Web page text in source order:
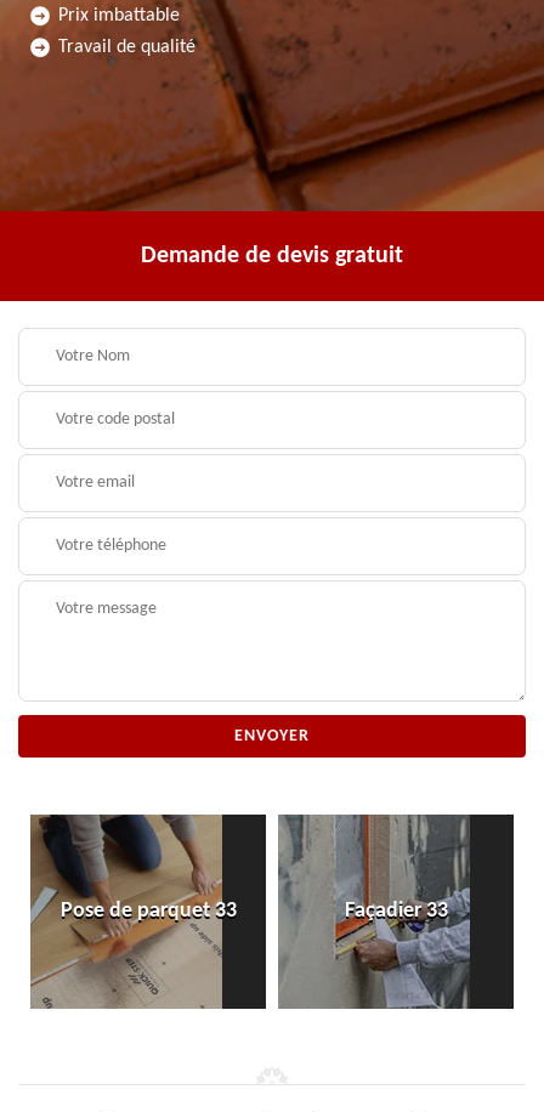
Prix imbattable
Travail de qualité
Demande de devis gratuit
Pose de parquet 33 Façadier 33